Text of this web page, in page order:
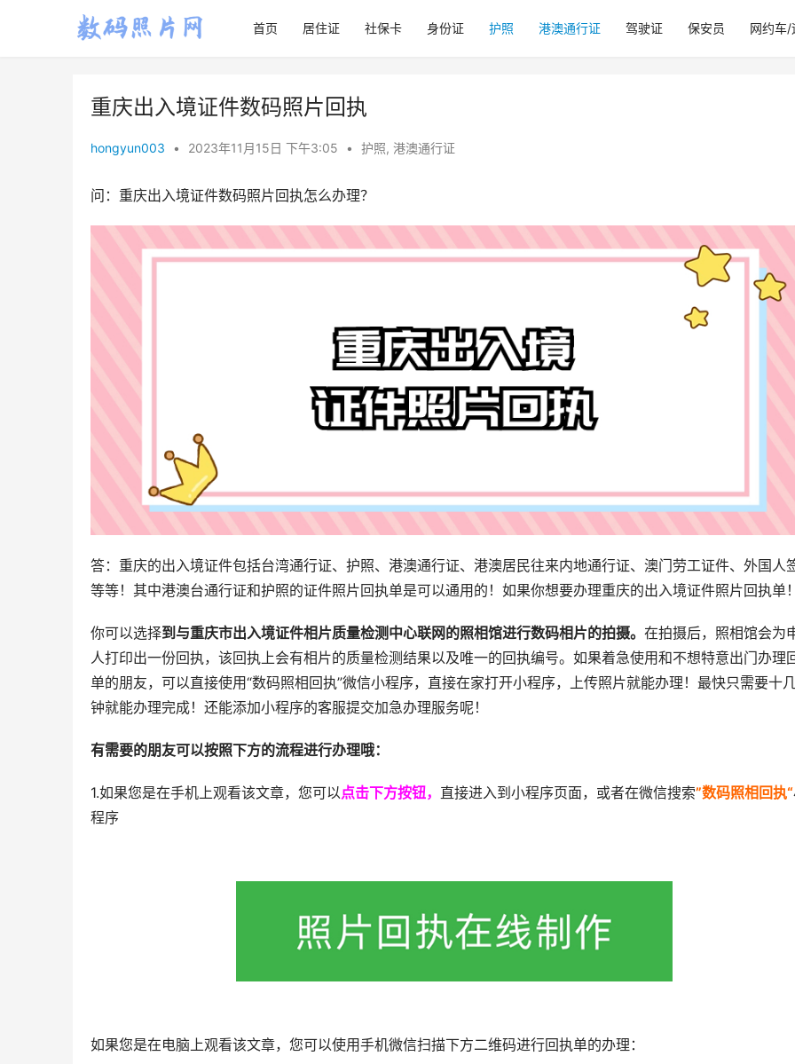
首页 居住证 社保卡 身份证 护照 港澳通行证 驾驶证 保安员 网约车/
重庆出入境证件数码照片回执
hongyun003 • 2023年11月15日 下午3:05 • 护照, 港澳通行证
问：重庆出入境证件数码照片回执怎么办理？
答：重庆的出入境证件包括台湾通行证、护照、港澳通行证、港澳居民往来内地通行证、澳门劳工证件、外国人
等等！其中港澳台通行证和护照的证件照片回执单是可以通用的！如果你想要办理重庆的出入境证件照片回执单
你可以选择到与重庆市出入境证件相片质量检测中心联网的照相馆进行数码相片的拍摄。 在拍摄后，照相馆会为
人打印出一份回执，该回执上会有相片的质量检测结果以及唯一的回执编号。如果着急使用和不想特意出门办理
单的朋友，可以直接使用“数码照相回执”微信小程序，直接在家打开小程序，上传照片就能办理！最快只需要十
钟就能办理完成！还能添加小程序的客服提交加急办理服务呢！
有需要的朋友可以按照下方的流程进行办理哦：
1.如果您是在手机上观看该文章，您可以 点击下方按钮， 直接进入到小程序页面，或者在微信搜索”数码照相回执“
程序
如果您是在电脑上观看该文章，您可以使用手机微信扫描下方二维码进行回执单的办理：